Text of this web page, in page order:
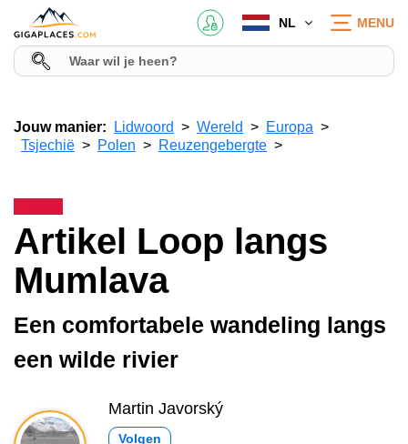
NL MENU
Jouw manier: Lidwoord Wereld
Europa
Tsjechië
Polen Reuzengebergte
Artikel Loop langs
Mumlava
Een comfortabele wandeling langs
een wilde rivier
Martin Javorský
Volgen